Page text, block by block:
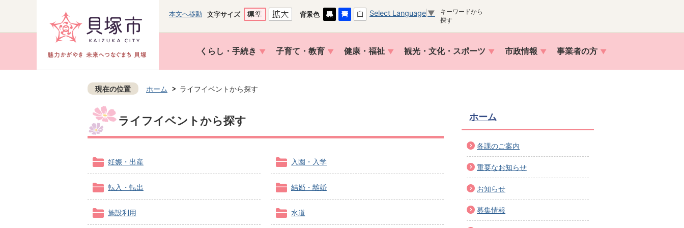
本文へ移動 文字サイズ 背景色 Select Language ▼
キーワードから
探す
くらし・手続き 子育て・教育 健康・福祉 観光・文化・スポーツ 市政情報 事業者の方
現在の位置 ホーム ライフイベントから探す
ライフイベントから探す
妊娠・出産 入園・入学
転入・転出 結婚・離婚
施設利用 水道
ホーム
各課のご案内
重要なお知らせ
お知らせ
募集情報